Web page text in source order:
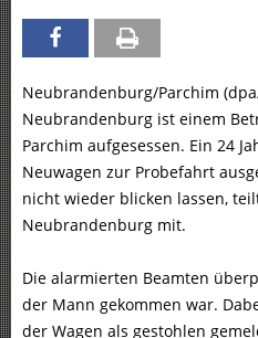
Neubrandenburg/Parchim
Neubrandenburg ist einem
Parchim aufgesessen. Ein 24
Neuwagen zur Probefahrt
nicht wieder blicken lassen,
Neubrandenburg mit.
Die alarmierten Beamten
der Mann gekommen war.
der Wagen als gestohlen